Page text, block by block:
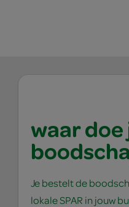
waar doe
Je bestelt de
lokale SPAR in jouw